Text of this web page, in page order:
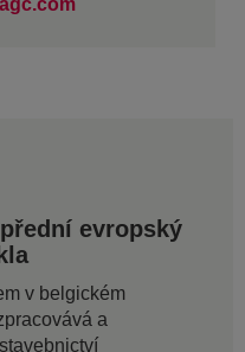
evropský
v belgickém
a